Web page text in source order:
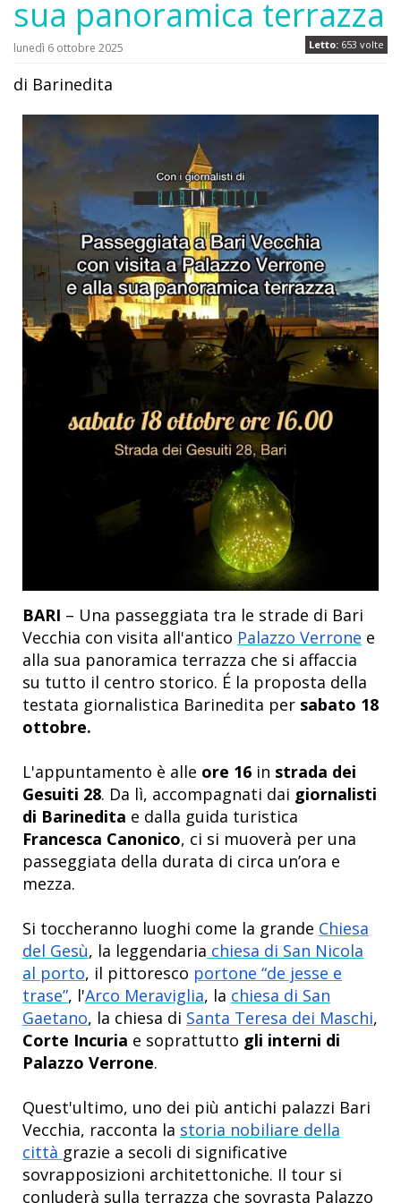
sua panoramica terrazza
Letto: 653 volte
lunedì 6 ottobre 2025
di Barinedita
BARI – Una passeggiata tra le strade di Bari
Vecchia con visita all'antico Palazzo Verrone e
alla sua panoramica terrazza che si affaccia
su tutto il centro storico. É la proposta della
testata giornalistica Barinedita per sabato 18
ottobre.
L'appuntamento è alle ore 16 in strada dei
Gesuiti 28. Da lì, accompagnati dai giornalisti
di Barinedita e dalla guida turistica
Francesca Canonico, ci si muoverà per una
passeggiata della durata di circa un’ora e
mezza.
Si toccheranno luoghi come la grande Chiesa
del Gesù, la leggendaria chiesa di San Nicola
al porto, il pittoresco portone “de jesse e
trase”, l'Arco Meraviglia, la chiesa di San
Gaetano, la chiesa di Santa Teresa dei Maschi,
Corte Incuria e soprattutto gli interni di
Palazzo Verrone.
Quest'ultimo, uno dei più antichi palazzi Bari
Vecchia, racconta la storia nobiliare della
città grazie a secoli di significative
sovrapposizioni architettoniche. Il tour si
conluderà sulla terrazza che sovrasta Palazzo